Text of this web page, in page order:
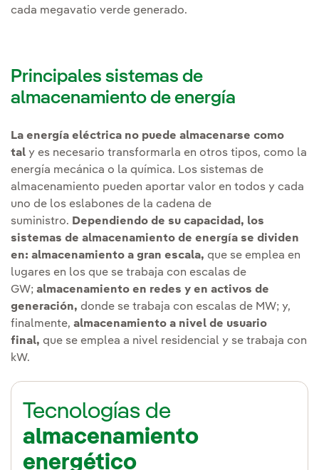
cada megavatio verde generado.
Principales sistemas de
almacenamiento de energía
La energía eléctrica no puede almacenarse como
tal y es necesario transformarla en otros tipos, como la
energía mecánica o la química. Los sistemas de
almacenamiento pueden aportar valor en todos y cada
uno de los eslabones de la cadena de
suministro. Dependiendo de su capacidad, los
sistemas de almacenamiento de energía se dividen
en: almacenamiento a gran escala, que se emplea en
lugares en los que se trabaja con escalas de
GW; almacenamiento en redes y en activos de
generación, donde se trabaja con escalas de MW; y,
finalmente, almacenamiento a nivel de usuario
final, que se emplea a nivel residencial y se trabaja con
kW.
Tecnologías de
almacenamiento
energético